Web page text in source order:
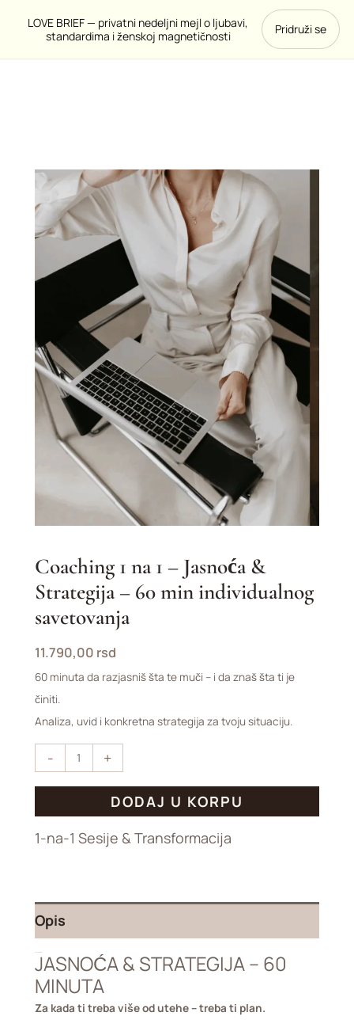
LOVE BRIEF — privatni nedeljni mejl o ljubavi,
standardima i ženskoj magnetičnosti
Pridruži se
sadržaj
Coaching 1 na 1 – Jasnoća &
Strategija – 60 min individualnog
savetovanja
11.790,00 rsd
60 minuta da razjasniš šta te muči – i da znaš šta ti je
činiti.
Analiza, uvid i konkretna strategija za tvoju situaciju.
-
Coaching
1
na
Strategija
–
60
min
individualnog
savetovanja
količina
+
DODAJ U KORPU
1-na-1 Sesije & Transformacija
Opis
JASNOĆA & STRATEGIJA – 60
MINUTA
Za kada ti treba više od utehe – treba ti plan.